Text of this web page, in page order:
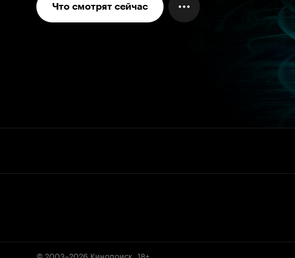
Что смотрят сейчас
© 2003–2026 Кинопоиск 18+